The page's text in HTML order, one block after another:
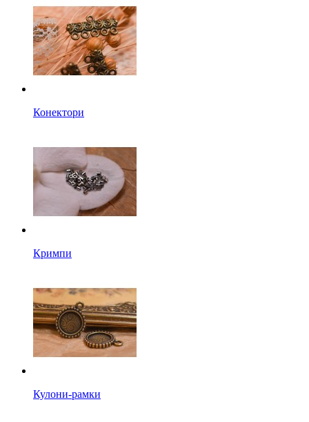
Конектори
Кримпи
Кулони-рамки